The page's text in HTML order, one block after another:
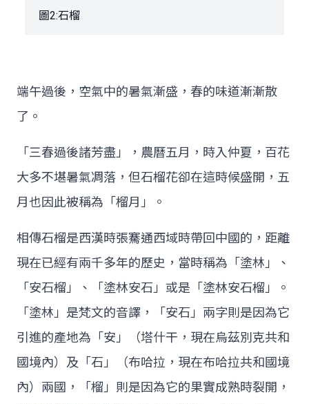
圖2:石榴
端午過後，空氣中的暑氣漸盛，春的味道漸漸散
了。
「三春過後諸芳盡」，農曆五月，時入仲夏，百花
大多不堪暑氣凋落，但石榴花卻在這時候盛開，五
月也因此被稱為「榴月」。
相傳石榴是西漢時張騫通西域時帶回中國的，距離
現在已經有兩千多年的歷史，當時稱為「塗林」、
「安石榴」、「塗林安石」或是「塗林安石榴」。
「塗林」是梵文的音譯，「安石」兩字則是因為它
引進的產地為「安」（塔什干，現在烏茲別克共和
國境內）及「石」（布哈拉，現在布哈拉共和國境
內）兩國，「榴」則是因為它的果實成熟時裂開，